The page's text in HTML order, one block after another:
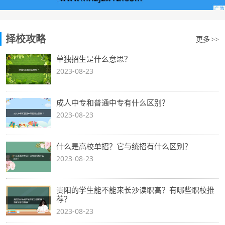
择校攻略 更多 >>
单独招生是什么意思？
2023-08-23
成人中专和普通中专有什么区别？
2023-08-23
什么是高校单招？它与统招有什么区别？
2023-08-23
贵阳的学生能不能来长沙读职高？有哪些职校推
荐？
2023-08-23